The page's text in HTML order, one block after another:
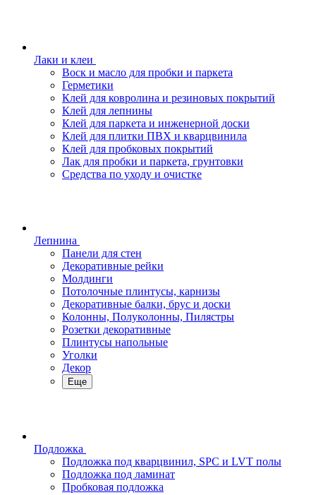
Лаки и клеи
Воск и масло для пробки и паркета
Герметики
Клей для ковролина и резиновых покрытий
Клей для лепнины
Клей для паркета и инженерной доски
Клей для плитки ПВХ и кварцвинила
Клей для пробковых покрытий
Лак для пробки и паркета, грунтовки
Средства по уходу и очистке
Лепнина
Панели для стен
Декоративные рейки
Молдинги
Потолочные плинтусы, карнизы
Декоративные балки, брус и доски
Колонны, Полуколонны, Пилястры
Розетки декоративные
Плинтусы напольные
Уголки
Декор
Еще
Подложка
Подложка под кварцвинил, SPC и LVT полы
Подложка под ламинат
Пробковая подложка